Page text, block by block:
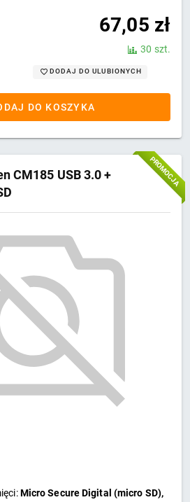
67,05 zł
30 szt.
DODAJ DO ULUBIONYCH
DO KOSZYKA
CM185 USB 3.0 +
Micro Secure Digital (micro SD),
PROMOCJA